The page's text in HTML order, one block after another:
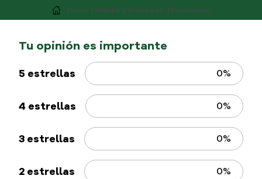
Snacks y Golosinas Pasabocas
5 estrellas 0%
4 estrellas 0%
3 estrellas 0%
2 estrellas 0%